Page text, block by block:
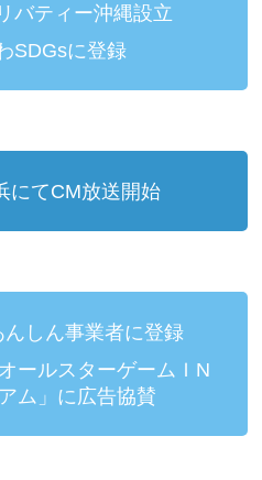
バティー沖縄設立
SDGsに登録
にてCM放送開始
んしん事業者に登録
ールスターゲームＩN
ム」に広告協賛